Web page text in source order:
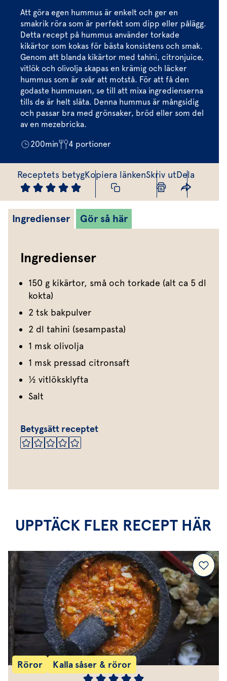
Vinägrett
Örtolja
Kryddsmör
Örtsalt & rub
Oregano
Citronmeliss
Röd
Allt om sallat
Vårt sortiment
Våra färska örter
För restaurang &
Fixa vinägretten
Dressingen gör salladen
Att göra egen hummus är enkelt och ger en
smakrik röra som är perfekt som dipp eller pålägg.
Detta recept på hummus använder torkade
kikärtor som kokas för bästa konsistens och smak.
Genom att blanda kikärtor med tahini, citronjuice,
vitlök och olivolja skapas en krämig och läcker
hummus som är svår att motstå. För att få den
godaste hummusen, se till att mixa ingredienserna
tills de är helt släta. Denna hummus är mångsidig
och passar bra med grönsaker, bröd eller som del
av en mezebricka.
200min 4 portioner
Receptets betygKopiera länkenSkriv utDela
Ingredienser Gör så här
Ingredienser
150 g kikärtor, små och torkade (alt ca 5 dl
kokta)
2 tsk bakpulver
2 dl tahini (sesampasta)
1 msk olivolja
1 msk pressad citronsaft
½ vitlöksklyfta
Salt
Betygsätt receptet
UPPTÄCK FLER RECEPT HÄR
Röror Kalla såser & röror